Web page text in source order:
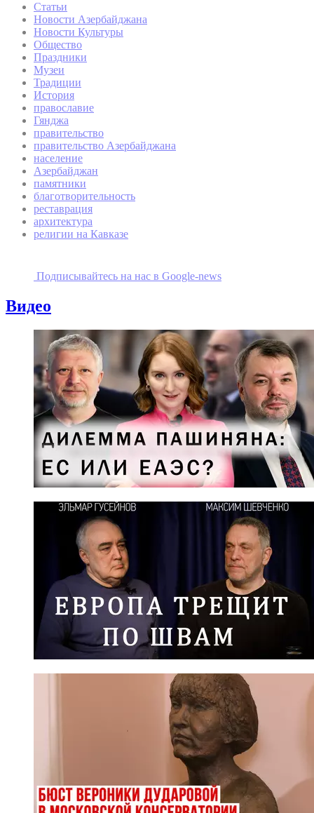
Статьи
Новости Азербайджана
Новости Культуры
Общество
Праздники
Музеи
Традиции
История
православие
Гянджа
правительство
правительство Азербайджана
население
Азербайджан
памятники
благотворительность
реставрация
архитектура
религии на Кавказе
Подписывайтесь на наc в Google-news
Видео